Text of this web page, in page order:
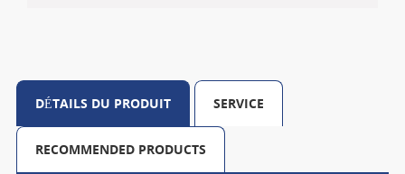
DÉTAILS DU PRODUIT SERVICE
RECOMMENDED PRODUCTS